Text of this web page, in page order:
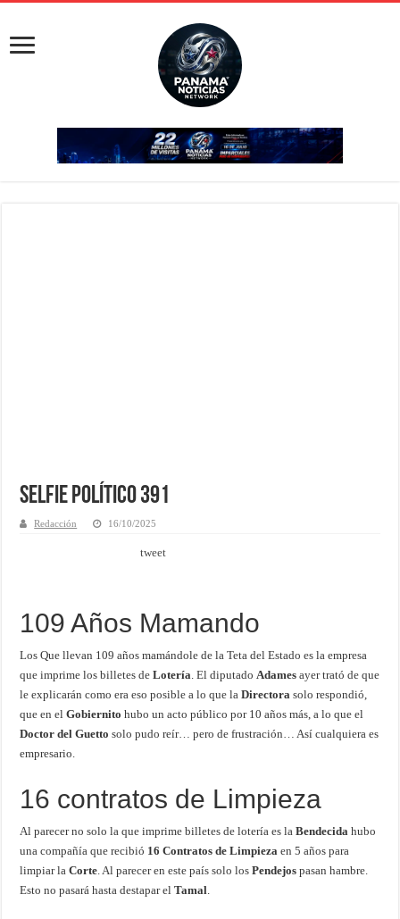
Selfie Político 391
Redacción 16/10/2025
tweet
109 Años Mamando
Los Que llevan 109 años mamándole de la Teta del Estado es la empresa
que imprime los billetes deLotería . El diputado Adames ayer trató de que
le explicarán como era eso posible a lo que laDirectora solo respondió,
que en elGobiernito hubo un acto público por 10 años más, a lo que el
Doctor del Guetto solo pudo reír… pero de frustración… Así cualquiera es
empresario.
16 contratos de Limpieza
Al parecer no solo la que imprime billetes de lotería es laBendecida hubo
una compañía que recibió 16 Contratos de Limpieza en 5 años para
limpiar laCorte . Al parecer en este país solo losPendejos pasan hambre.
Esto no pasará hasta destapar elTamal